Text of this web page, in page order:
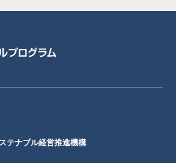
テナブル経営推進機構